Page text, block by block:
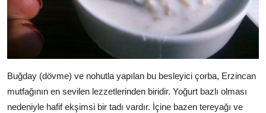
Buğday (dövme) ve nohutla yapılan bu besleyici çorba, Erzincan
mutfağının en sevilen lezzetlerinden biridir. Yoğurt bazlı olması
nedeniyle hafif ekşimsi bir tadı vardır. İçine bazen tereyağı ve